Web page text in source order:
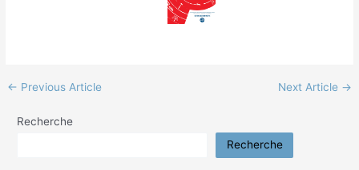
← Previous Article Next Article →
Recherche
Recherche